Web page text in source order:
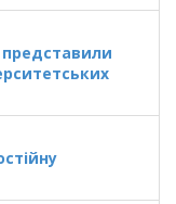
представили